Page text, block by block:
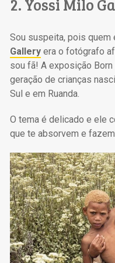
2. Yossi Milo
Sou suspeita, pois quem
Galleryera o fotógrafo
sou fã! A exposição
geração de crianças
Sul e em Ruanda.
O tema é delicado e ele
que te absorvem e